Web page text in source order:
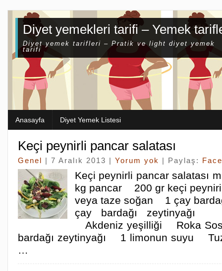
Diyet yemekleri tarifi – Yemek
Diyet yemek tarifleri – Pratik ve light diyet yemek
tarifi
Anasayfa Diyet Yemek Listesi
Keçi peynirli pancar salatası
Genel | 7 Aralık 2013 | Yorum yok | Paylaş:
Keçi peynirli pancar salatası
kg pancar 200 gr keçi
veya taze soğan 1 çay
çay bardağı zeytinyağı
Akdeniz yeşilliği Roka
bardağı zeytinyağı 1 limonun suyu
…